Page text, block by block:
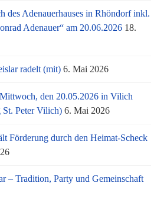
des Adenauerhauses in Rhöndorf inkl.
Adenauer“ am 20.06.2026 18.
radelt (mit) 6. Mai 2026
den 20.05.2026 in Vilich
St. Peter Vilich) 6. Mai 2026
Förderung durch den Heimat-Scheck
– Tradition, Party und Gemeinschaft